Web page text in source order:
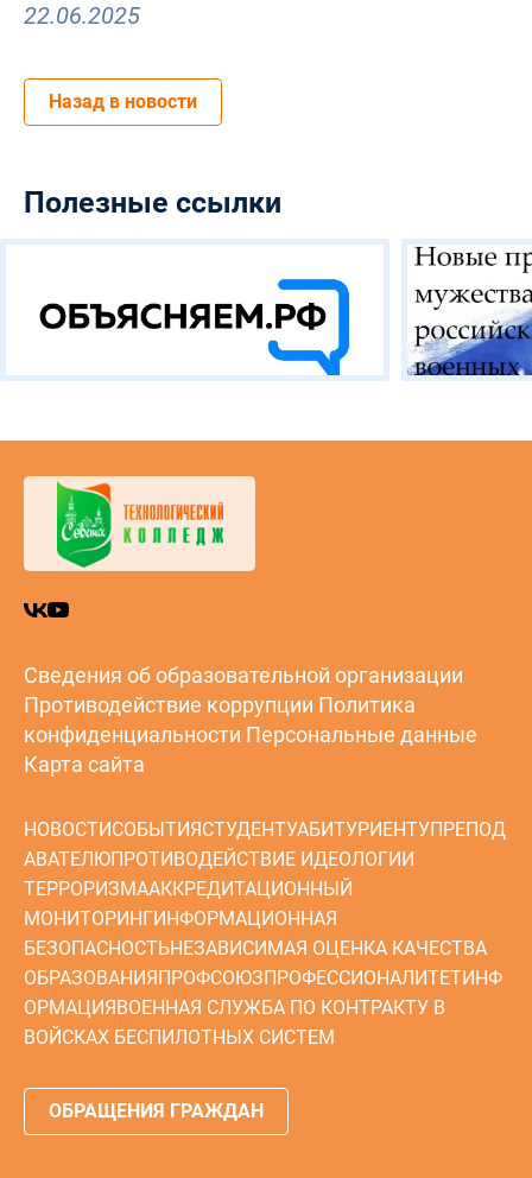
22.06.2025
Назад в новости
Полезные ссылки
Сведения об образовательной организации
Противодействие коррупции Политика
конфиденциальности Персональные данные
Карта сайта
НОВОСТИСОБЫТИЯСТУДЕНТУАБИТУРИЕНТУПРЕПОД
АВАТЕЛЮПРОТИВОДЕЙСТВИЕ ИДЕОЛОГИИ
ТЕРРОРИЗМААККРЕДИТАЦИОННЫЙ
МОНИТОРИНГИНФОРМАЦИОННАЯ
БЕЗОПАСНОСТЬНЕЗАВИСИМАЯ ОЦЕНКА КАЧЕСТВА
ОБРАЗОВАНИЯ ПРОФСОЮЗ ПРОФЕССИОНАЛИТЕТИНФ
ОРМАЦИЯ ВОЕННАЯ СЛУЖБА ПО КОНТРАКТУ В
ВОЙСКАХ БЕСПИЛОТНЫХ СИСТЕМ
ОБРАЩЕНИЯ ГРАЖДАН